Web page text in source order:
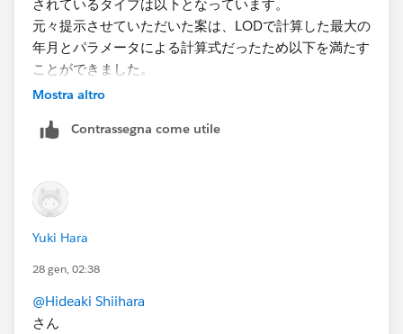
されているタイプは以下となっています。
元々提示させていただいた案は、LODで計算した最大の
年月とパラメータによる計算式だったため以下を満たす
ことができました。
以下の条件が満たせず期待する動作にならないと思われ
https://help.tableau.com/current/pro/desktop/ja-
jp/dynamic_zone_visibility.htm
Mostra altro
Contrassegna come utile
Yuki Hara
28 gen, 02:38
@Hideaki Shiihara
さん